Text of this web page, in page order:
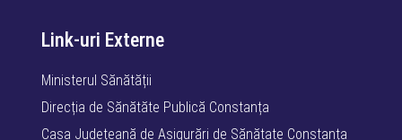
Link-uri Externe
Ministerul Sănătății
Direcția de Sănătăte Publică Constanța
Casa Județeană de Asigurări de Sănătate Constanța